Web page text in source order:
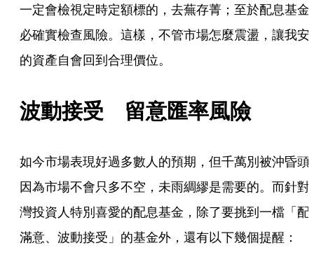
一定會檢視定時定額標的，去蕪存菁；至於配息基金
必確實檢查風險。這樣，不管市場怎麼震盪，讓我安
的資產自會回到合理價位。
波動接受　留意匯率風險
如今市場表現好過多數人的預期，但千萬別被沖昏頭
因為市場不會只多不空，未雨綢繆是需要的。而針對
灣投資人特別喜愛的配息基金，除了要挑到一檔「配
滿意、波動接受」的基金外，還有以下幾個提醒：